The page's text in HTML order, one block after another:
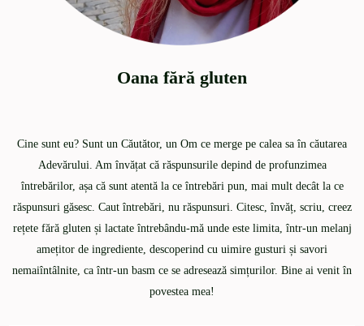
Oana fără gluten
Cine sunt eu? Sunt un Căutător, un Om ce merge pe calea sa în căutarea
Adevărului. Am învățat că răspunsurile depind de profunzimea
întrebărilor, așa că sunt atentă la ce întrebări pun, mai mult decât la ce
răspunsuri găsesc. Caut întrebări, nu răspunsuri. Citesc, învăț, scriu, creez
rețete fără gluten și lactate întrebându-mă unde este limita, într-un melanj
amețitor de ingrediente, descoperind cu uimire gusturi și savori
nemaiîntâlnite, ca într-un basm ce se adresează simțurilor. Bine ai venit în
povestea mea!